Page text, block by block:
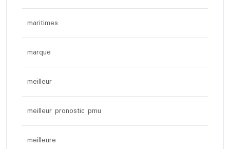
maritimes
marque
meilleur
meilleur pronostic pmu
meilleure